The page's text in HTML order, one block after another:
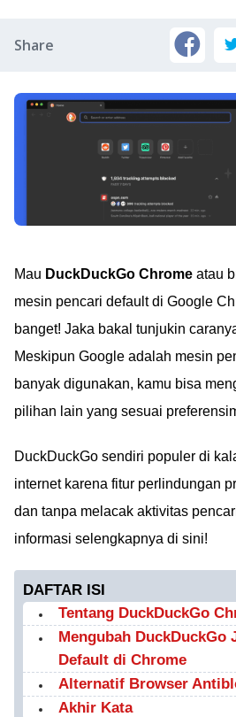
Share
Mau DuckDuckGo Chrome atau
mesin pencari default di Google
banget! Jaka bakal tunjukin
Meskipun Google adalah mesin
banyak digunakan, kamu bisa
pilihan lain yang sesuai
DuckDuckGo sendiri populer di
internet karena fitur perlindungan
dan tanpa melacak aktivitas
informasi selengkapnya di sini!
DAFTAR ISI
Tentang DuckDuckGo
Mengubah DuckDuckGo
Default di Chrome
Alternatif Browser
Akhir Kata